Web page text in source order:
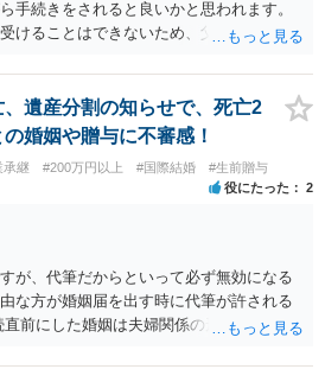
手続きをされると良いかと思われます。
けることはできないため、父親に対して
遺産分割の知らせで、死亡2
婚姻や贈与に不審感！
承継 #200万円以上 #国際結婚 #生前贈与
役にたった 2
が、代筆だからといって必ず無効になる
な方が婚姻届を出す時に代筆が許される
前にした婚姻は夫婦関係の形成を目的と
解説していただけませんでしょうか？ →